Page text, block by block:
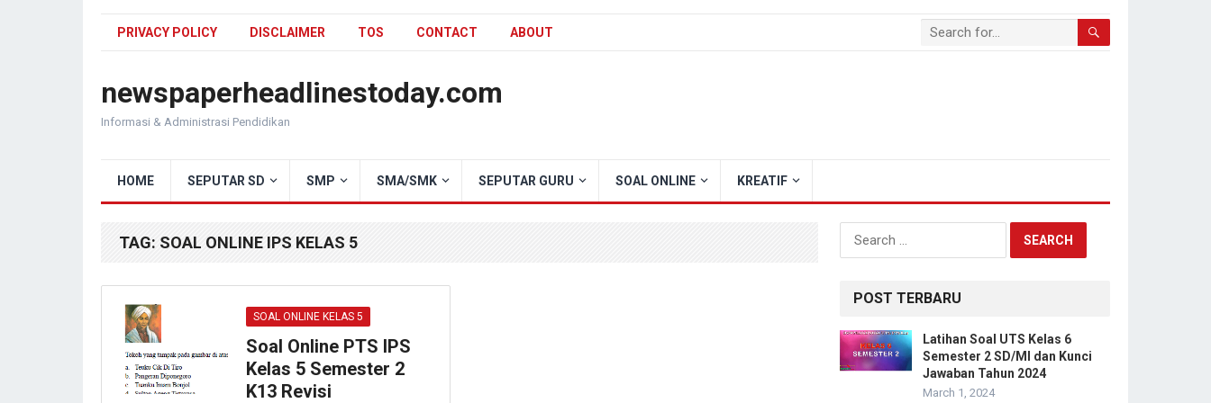
PRIVACY POLICY DISCLAIMER TOS CONTACT ABOUT
newspaperheadlinestoday.com
Informasi & Administrasi Pendidikan
HOME SEPUTAR SD SMP SMA/SMK SEPUTAR GURU SOAL ONLINE KREATIF
TAG: SOAL ONLINE IPS KELAS 5
SOAL ONLINE KELAS 5
Soal Online PTS IPS
Kelas 5 Semester 2
K13 Revisi
Search
for:
POST TERBARU
Latihan Soal UTS Kelas 6
Semester 2 SD/MI dan Kunci
Jawaban Tahun 2024
March 1, 2024